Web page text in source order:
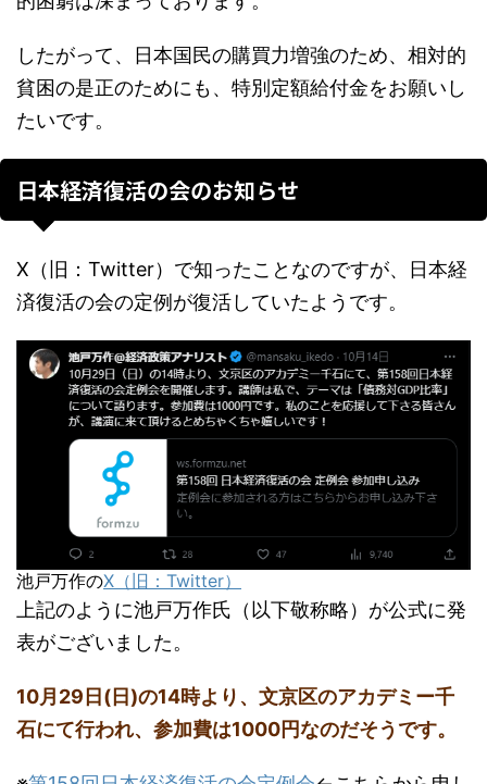
したがって、日本国民の購買力増強のため、相対的
貧困の是正のためにも、特別定額給付金をお願いし
たいです。
日本経済復活の会のお知らせ
X（旧：Twitter）で知ったことなのですが、日本経
済復活の会の定例が復活していたようです。
池戸万作のX（旧：Twitter）
上記のように池戸万作氏（以下敬称略）が公式に発
表がございました。
10月29日(日)の14時より、文京区のアカデミー千
石にて行われ、参加費は1000円なのだそうです。